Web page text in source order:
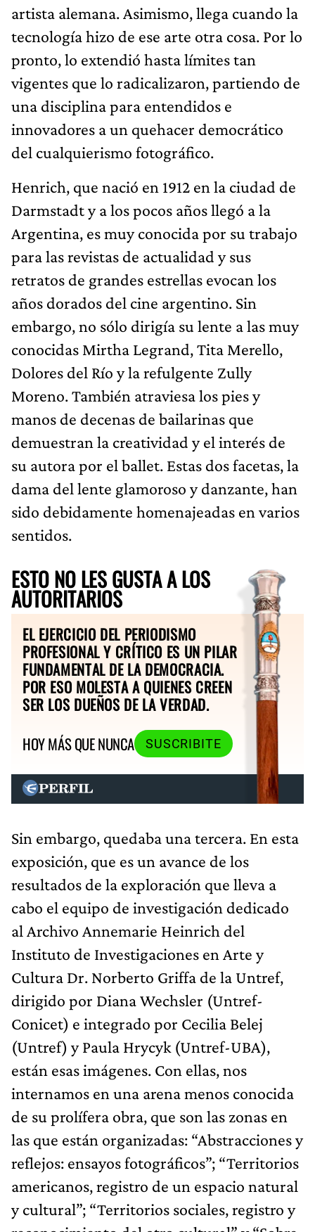
artista alemana. Asimismo, llega cuando la
tecnología hizo de ese arte otra cosa. Por lo
pronto, lo extendió hasta límites tan
vigentes que lo radicalizaron, partiendo de
una disciplina para entendidos e
innovadores a un quehacer democrático
del cualquierismo fotográfico.
Henrich, que nació en 1912 en la ciudad de
Darmstadt y a los pocos años llegó a la
Argentina, es muy conocida por su trabajo
para las revistas de actualidad y sus
retratos de grandes estrellas evocan los
años dorados del cine argentino. Sin
embargo, no sólo dirigía su lente a las muy
conocidas Mirtha Legrand, Tita Merello,
Dolores del Río y la refulgente Zully
Moreno. También atraviesa los pies y
manos de decenas de bailarinas que
demuestran la creatividad y el interés de
su autora por el ballet. Estas dos facetas, la
dama del lente glamoroso y danzante, han
sido debidamente homenajeadas en varios
sentidos.
ESTO NO LES GUSTA A LOS
AUTORITARIOS
EL EJERCICIO DEL PERIODISMO
PROFESIONAL Y CRÍTICO ES UN PILAR
FUNDAMENTAL DE LA DEMOCRACIA.
POR ESO MOLESTA A QUIENES CREEN
SER LOS DUEÑOS DE LA VERDAD.
HOY MÁS QUE NUNCA
SUSCRIBITE
Sin embargo, quedaba una tercera. En esta
exposición, que es un avance de los
resultados de la exploración que lleva a
cabo el equipo de investigación dedicado
al Archivo Annemarie Heinrich del
Instituto de Investigaciones en Arte y
Cultura Dr. Norberto Griffa de la Untref,
dirigido por Diana Wechsler (Untref-
Conicet) e integrado por Cecilia Belej
(Untref) y Paula Hrycyk (Untref-UBA),
están esas imágenes. Con ellas, nos
internamos en una arena menos conocida
de su prolífera obra, que son las zonas en
las que están organizadas: “Abstracciones y
reflejos: ensayos fotográficos”; “Territorios
americanos, registro de un espacio natural
y cultural”; “Territorios sociales, registro y